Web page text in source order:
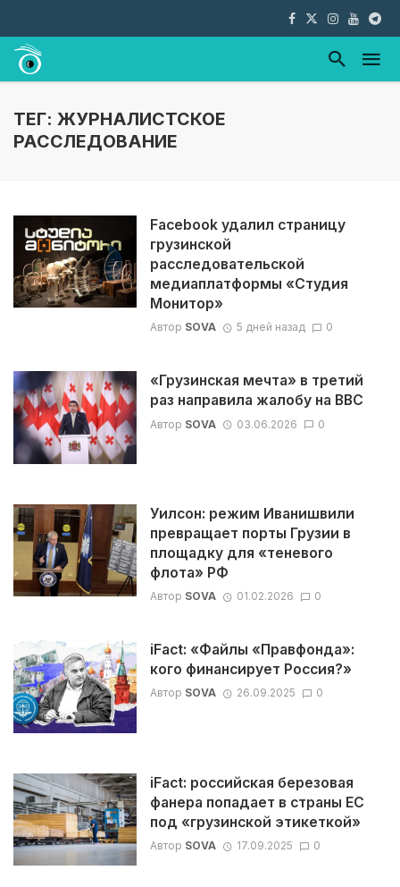
ТЕГ: ЖУРНАЛИСТСКОЕ
РАССЛЕДОВАНИЕ
Facebook удалил страницу
грузинской
расследовательской
медиаплатформы «Студия
Монитор»
Автор SOVA 5 дней назад 0
«Грузинская мечта» в третий
раз направила жалобу на BBC
Автор SOVA 03.06.2026 0
Уилсон: режим Иванишвили
превращает порты Грузии в
площадку для «теневого
флота» РФ
Автор SOVA 01.02.2026 0
iFact: «Файлы «Правфонда»:
кого финансирует Россия?»
Автор SOVA 26.09.2025 0
iFact: российская березовая
фанера попадает в страны ЕС
под «грузинской этикеткой»
Автор SOVA 17.09.2025 0